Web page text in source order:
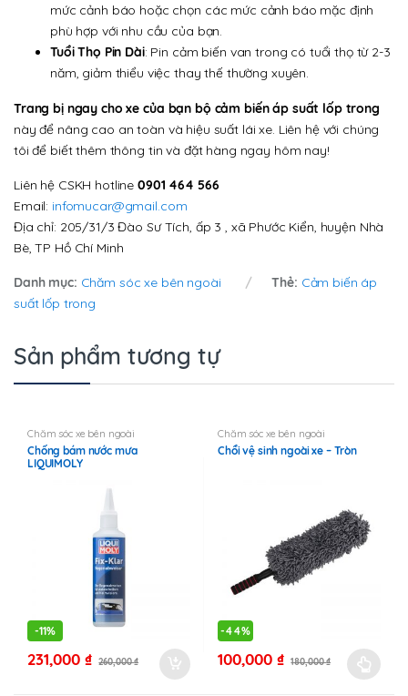
mức cảnh báo hoặc chọn các mức cảnh báo mặc định
phù hợp với nhu cầu của bạn.
Tuổi Thọ Pin Dài: Pin cảm biến van trong có tuổi thọ từ 2-3
năm, giảm thiểu việc thay thế thường xuyên.
Trang bị ngay cho xe của bạn bộ cảm biến áp suất lốp trong
này để nâng cao an toàn và hiệu suất lái xe. Liên hệ với chúng
tôi để biết thêm thông tin và đặt hàng ngay hôm nay!
Liên hệ CSKH hotline0901 464 566
Email: infomucar@gmail.com
Địa chỉ: 205/31/3 Đào Sư Tích, ấp 3 , xã Phước Kiển, huyện Nhà
Bè, TP Hồ Chí Minh
Danh mục: Chăm sóc xe bên ngoài Thẻ: Cảm biến áp
suất lốp trong
Sản phẩm tương tự
Chăm sóc xe bên ngoài
Chống bám nước mưa
LIQUIMOLY
-11%
231,000 ₫ 260,000₫
Chăm sóc xe bên ngoài
Chổi vệ sinh ngoài xe – Tròn
-44%
100,000 ₫ 180,000₫